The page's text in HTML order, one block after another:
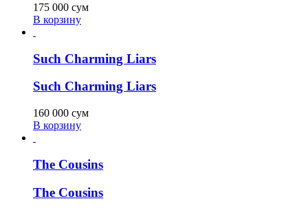
175 000 сум
В корзину
Such Charming Liars
Such Charming Liars
160 000 сум
В корзину
The Cousins
The Cousins